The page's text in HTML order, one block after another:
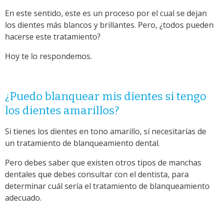
En este sentido, este es un proceso por el cual se dejan
los dientes más blancos y brillantes. Pero, ¿todos pueden
hacerse este tratamiento?
Hoy te lo respondemos.
¿Puedo blanquear mis dientes si tengo
los dientes amarillos?
Si tienes los dientes en tono amarillo, sí necesitarías de
un tratamiento de blanqueamiento dental.
Pero debes saber que existen otros tipos de manchas
dentales que debes consultar con el dentista, para
determinar cuál sería el tratamiento de blanqueamiento
adecuado.